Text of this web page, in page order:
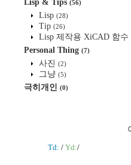
Lisp & Tips (56)
Lisp (28)
Tip (26)
Lisp 제작용 XiCAD 함수
Personal Thing (7)
사진 (2)
그냥 (5)
극히개인 (0)
Td: / Yd:/